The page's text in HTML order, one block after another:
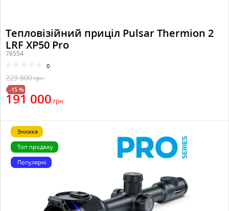
Тепловізійний приціл Pulsar Thermion 2
LRF XP50 Pro
76554
0
223 800грн
-15 %
191 000 грн
Знижка
Топ продажу
Популярні